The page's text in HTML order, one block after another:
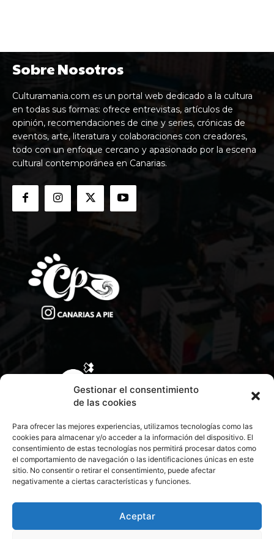
Gestionar el consentimiento
de las cookies
Para ofrecer las mejores experiencias, utilizamos tecnologías como las
cookies para almacenar y/o acceder a la información del dispositivo. El
consentimiento de estas tecnologías nos permitirá procesar datos como
el comportamiento de navegación o las identificaciones únicas en este
sitio. No consentir o retirar el consentimiento, puede afectar
negativamente a ciertas características y funciones.
Aceptar
Sobre Nosotros
Culturamania.com es un portal web dedicado a la cultura
en todas sus formas: ofrece entrevistas, artículos de
opinión, recomendaciones de cine y series, crónicas de
eventos, arte, literatura y colaboraciones con creadores,
todo con un enfoque cercano y apasionado por la escena
cultural contemporánea en Canarias.
CONTACTA CON NOSOTROS